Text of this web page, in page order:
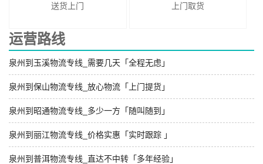
送货上门 上门取货
运营路线
泉州到玉溪物流专线_需要几天「全程无虑」
泉州到保山物流专线_放心物流「上门提货」
泉州到昭通物流专线_多少一方「随叫随到」
泉州到丽江物流专线_价格实惠「实时跟踪 」
泉州到普洱物流专线_直达不中转「多年经验」